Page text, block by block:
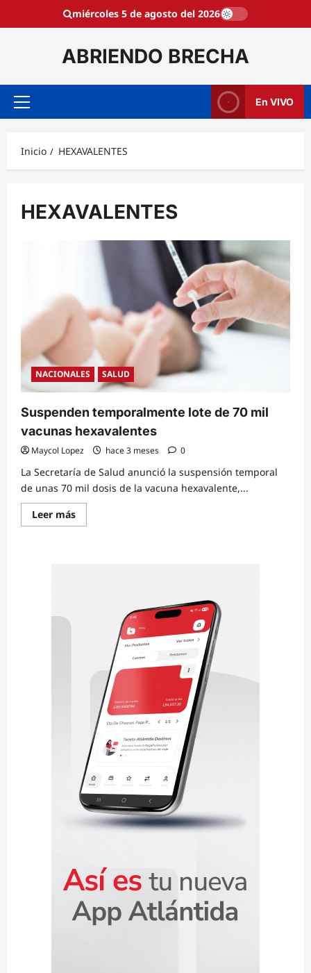
miércoles 5 de agosto del 2026
ABRIENDO BRECHA
Menú
En VIVO
Inicio HEXAVALENTES
HEXAVALENTES
NACIONALES SALUD
Suspenden temporalmente lote de 70 mil
vacunas hexavalentes
Maycol Lopez hace 3 meses 0
La Secretaría de Salud anunció la suspensión temporal
de unas 70 mil dosis de la vacuna hexavalente,...
Leer másRead
more
hexavalentes